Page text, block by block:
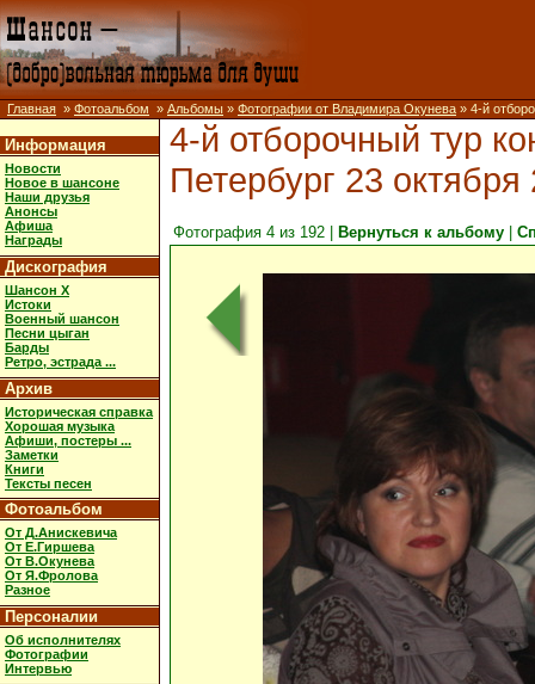
Главная » Фотоальбом » Альбомы » Фотографии от Владимира Окунева » 4-й
Информация
Новости
Новое в шансоне
Наши друзья
Анонсы
Афиша
Награды
Дискография
Шансон X
Истоки
Военный шансон
Песни цыган
Барды
Ретро, эстрада ...
Архив
Историческая справка
Хорошая музыка
Афиши, постеры ...
Заметки
Книги
Тексты песен
Фотоальбом
От Д.Анискевича
От Е.Гиршева
От В.Окунева
От Я.Фролова
Разное
Персоналии
Об исполнителях
Фотографии
Интервью
4-й отборочный тур
Петербург 23
Фотография 4 из 192 | Вернуться к альбому